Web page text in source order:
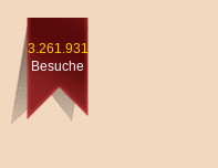
3.261.931
Besuche